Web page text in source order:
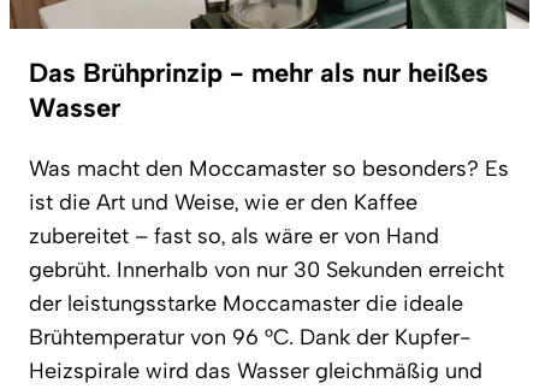
Das Brühprinzip - mehr als nur heißes
Wasser
Was macht den Moccamaster so besonders? Es
ist die Art und Weise, wie er den Kaffee
zubereitet – fast so, als wäre er von Hand
gebrüht. Innerhalb von nur 30 Sekunden erreicht
der leistungsstarke Moccamaster die ideale
Brühtemperatur von 96 °C. Dank der Kupfer-
Heizspirale wird das Wasser gleichmäßig und